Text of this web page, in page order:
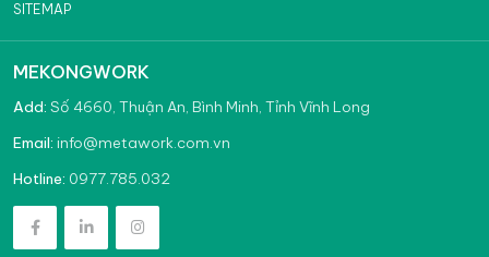
SITEMAP
MEKONGWORK
Add: Số 4660, Thuận An, Bình Minh, Tỉnh Vĩnh Long
Email: info@metawork.com.vn
Hotline: 0977.785.032